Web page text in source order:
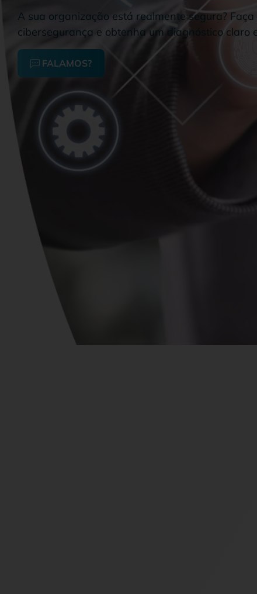
A sua organização está realmente segura?
cibersegurança e obtenha um diagnóstico claro
FALAMOS?